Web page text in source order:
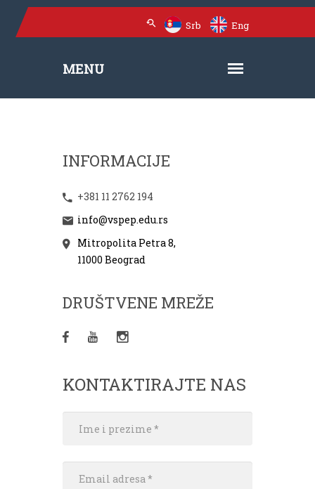
Srb Eng
INFORMACIJE
+381 11 2762 194
info@vspep.edu.rs
Mitropolita Petra 8,
11000 Beograd
DRUŠTVENE MREŽE
KONTAKTIRAJTE NAS